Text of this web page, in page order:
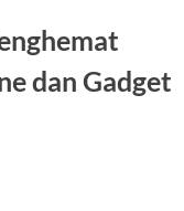
dan Gadget